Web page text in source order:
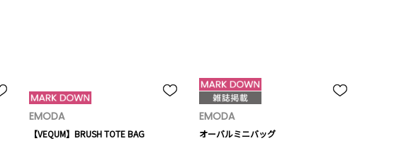
EMODA
【VEQUM】BRUSH TOTE BAG
EMODA
オーバルミニバッグ